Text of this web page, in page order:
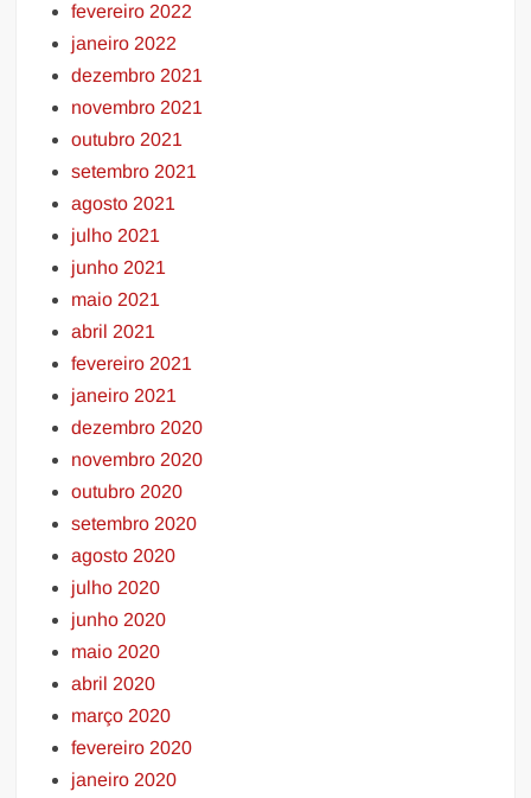
fevereiro 2022
janeiro 2022
dezembro 2021
novembro 2021
outubro 2021
setembro 2021
agosto 2021
julho 2021
junho 2021
maio 2021
abril 2021
fevereiro 2021
janeiro 2021
dezembro 2020
novembro 2020
outubro 2020
setembro 2020
agosto 2020
julho 2020
junho 2020
maio 2020
abril 2020
março 2020
fevereiro 2020
janeiro 2020